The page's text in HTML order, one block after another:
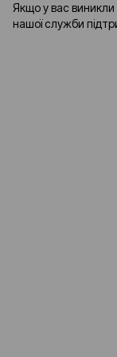
Якщо у вас
нашої служби